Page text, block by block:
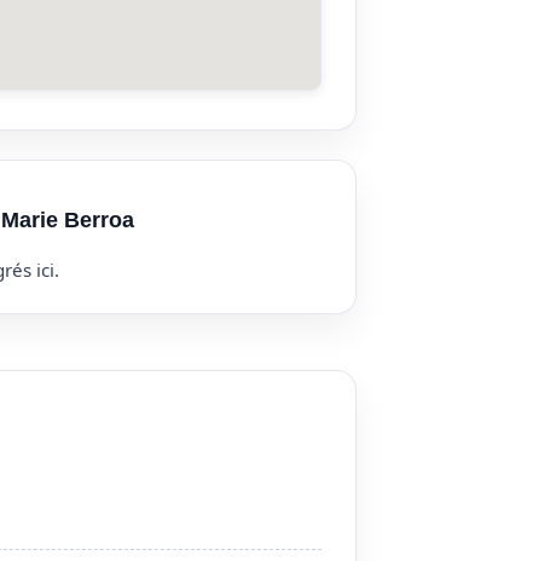
Berroa
ici.